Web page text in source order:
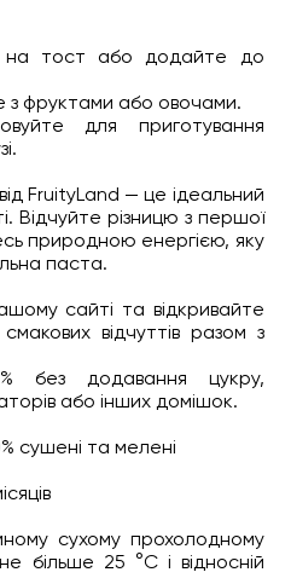
на тост або додайте до
з фруктами або овочами.
для приготування
FruityLand — це ідеальний
Відчуйте різницю з першої
природною енергією, яку
паста.
сайті та відкривайте
відчуттів разом з
без додавання цукру,
або інших домішок.
сушені та мелені
сухому прохолодному
більше 25 °C і відносній